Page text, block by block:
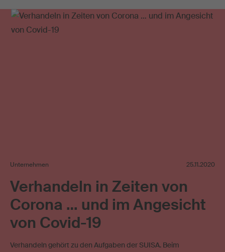
Unternehmen 25.11.2020
Verhandeln in Zeiten von
Corona … und im Angesicht
von Covid-19
Verhandeln gehört zu den Aufgaben der SUISA. Beim